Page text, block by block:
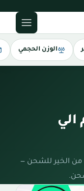
الوزن الحجمي
من الخير للشحن —